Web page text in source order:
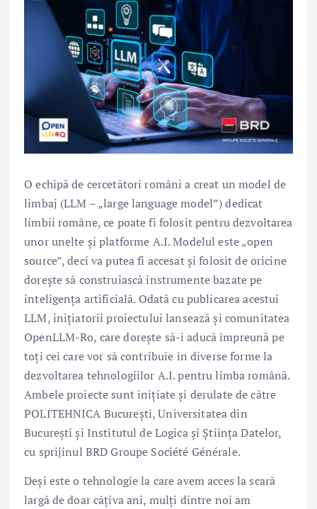
O echipă de cercetători români a creat un model de
limbaj (LLM – „large language model”) dedicat
limbii române, ce poate fi folosit pentru dezvoltarea
unor unelte și platforme A.I. Modelul este „open
source”, deci va putea fi accesat și folosit de oricine
dorește să construiască instrumente bazate pe
inteligența artificială. Odată cu publicarea acestui
LLM, inițiatorii proiectului lansează și comunitatea
OpenLLM-Ro, care dorește să-i aducă împreună pe
toți cei care vor să contribuie în diverse forme la
dezvoltarea tehnologiilor A.I. pentru limba română.
Ambele proiecte sunt inițiate și derulate de către
POLITEHNICA București, Universitatea din
București și Institutul de Logica și Știința Datelor,
cu sprijinul BRD Groupe Société Générale.
Deși este o tehnologie la care avem acces la scară
largă de doar câțiva ani, mulți dintre noi am